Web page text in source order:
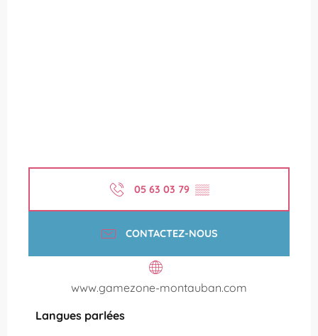
05 63 03 79 ▒▒
CONTACTEZ-NOUS
www.gamezone-montauban.com
Langues parlées
Langues parlées